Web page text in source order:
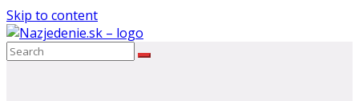
Skip to content